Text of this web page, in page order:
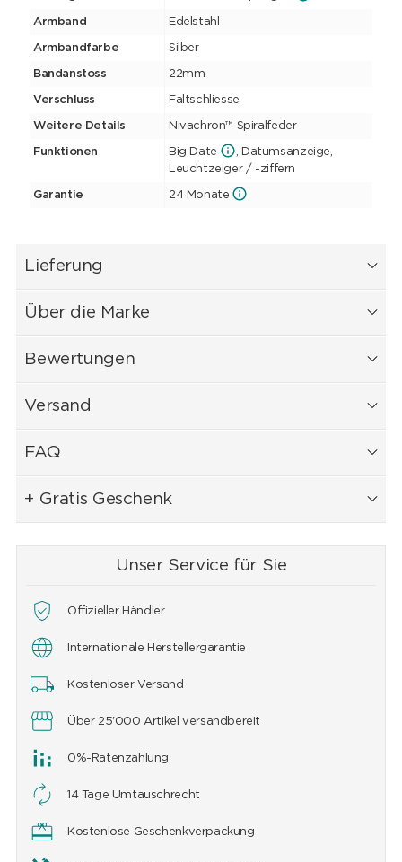
Armband Edelstahl
Armbandfarbe Silber
Bandanstoss 22mm
Verschluss Faltschliesse
Weitere Details Nivachron™ Spiralfeder
Funktionen Big Date
, Datumsanzeige,
Leuchtzeiger / -ziffern
Garantie 24 Monate
Lieferung
Über die Marke
Bewertungen
Versand
FAQ
+ Gratis Geschenk
Unser Service für Sie
Offizieller Händler
Internationale Herstellergarantie
Kostenloser Versand
Über 25'000 Artikel versandbereit
0%-Ratenzahlung
14 Tage Umtauschrecht
Kostenlose Geschenkverpackung